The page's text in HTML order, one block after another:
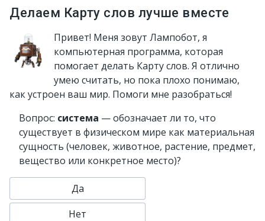
Делаем Карту слов лучше вместе
Привет! Меня зовут Лампобот, я
компьютерная программа, которая
помогает делать Карту слов. Я отлично
умею считать, но пока плохо понимаю,
как устроен ваш мир. Помоги мне разобраться!
Вопрос: система — обозначает ли то, что
существует в физическом мире как материальная
сущность (человек, животное, растение, предмет,
вещество или конкретное место)?
Да
Нет